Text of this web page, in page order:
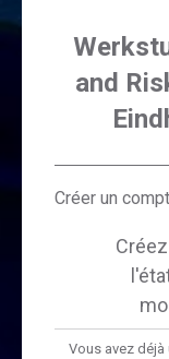
and
Créer un
Vous avez